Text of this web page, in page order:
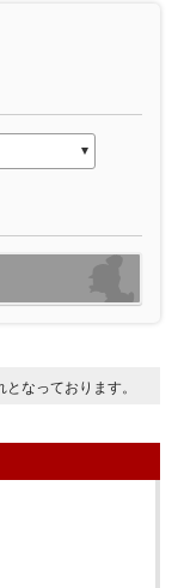
なっております。